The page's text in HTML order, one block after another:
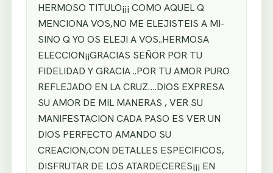
HERMOSO TITULO¡¡¡ COMO AQUEL Q
MENCIONA VOS,NO ME ELEJISTEIS A MI-
SINO Q YO OS ELEJI A VOS..HERMOSA
ELECCION¡¡GRACIAS SEÑOR POR TU
FIDELIDAD Y GRACIA ..POR TU AMOR PURO
REFLEJADO EN LA CRUZ….DIOS EXPRESA
SU AMOR DE MIL MANERAS , VER SU
MANIFESTACION CADA PASO ES VER UN
DIOS PERFECTO AMANDO SU
CREACION,CON DETALLES ESPECIFICOS,
DISFRUTAR DE LOS ATARDECERES¡¡¡ EN